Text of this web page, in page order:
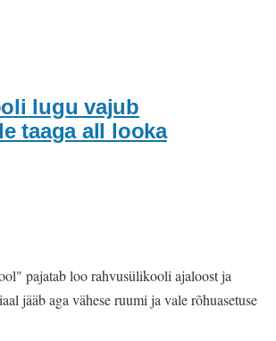
lugu vajub
taaga all looka
pajatab loo rahvusülikooli ajaloost ja
jääb aga vähese ruumi ja vale rõhuasetuse